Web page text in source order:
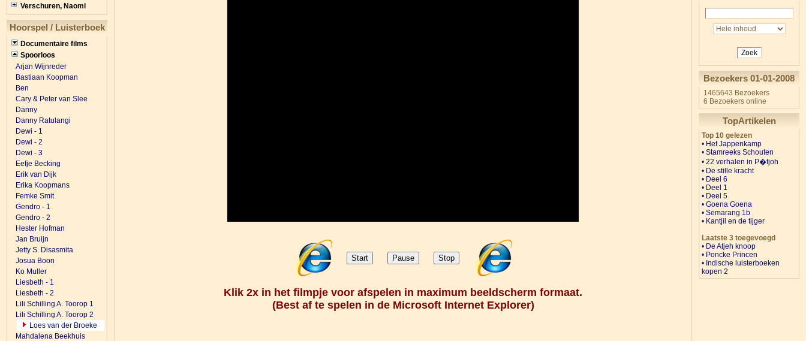
Verschuren, Naomi
Hoorspel / Luisterboek
Documentaire films
Spoorloos
Arjan Wijnreder
Bastiaan Koopman
Ben
Cary & Peter van Slee
Danny
Danny Ratulangi
Dewi - 1
Dewi - 2
Dewi - 3
Eefje Becking
Erik van Dijk
Erika Koopmans
Femke Smit
Gendro - 1
Gendro - 2
Hester Hofman
Jan Bruijn
Jetty S. Disasmita
Josua Boon
Ko Muller
Liesbeth - 1
Liesbeth - 2
Lili Schilling A. Toorop 1
Lili Schilling A. Toorop 2
Loes van der Broeke
Mahdalena Beekhuis
Klik 2x in het filmpje voor afspelen in maximum beeldscherm formaat.
(Best af te spelen in de Microsoft Internet Explorer)
Zoek
Bezoekers 01-01-2008
1465643 Bezoekers
6 Bezoekers online
TopArtikelen
Top 10 gelezen
• Het Jappenkamp
• Stamreeks Schouten
• 22 verhalen in P�tjoh
• De stille kracht
• Deel 6
• Deel 1
• Deel 5
• Goena Goena
• Semarang 1b
• Kantjil en de tijger
Laatste 3 toegevoegd
• De Atjeh knoop
• Poncke Princen
• Indische luisterboeken
kopen 2